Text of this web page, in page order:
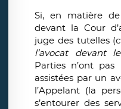
Si, en matière
devant la Cour
juge des tutelles
l’avocat devant
Parties n’ont pas
assistées par un
l’Appelant (la
s’entourer des